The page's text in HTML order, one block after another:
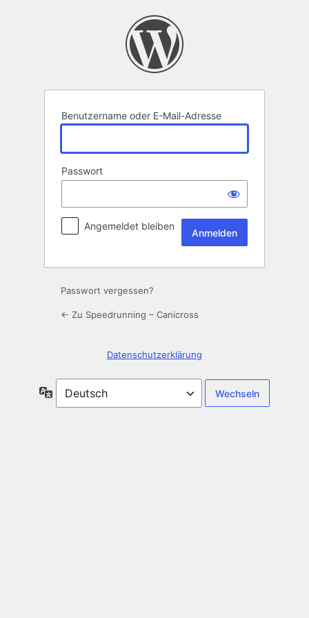
Benutzername oder E-Mail-Adresse
Passwort
Angemeldet bleiben
Passwort vergessen?
← Zu Speedrunning – Canicross
Datenschutzerklärung
Sprache